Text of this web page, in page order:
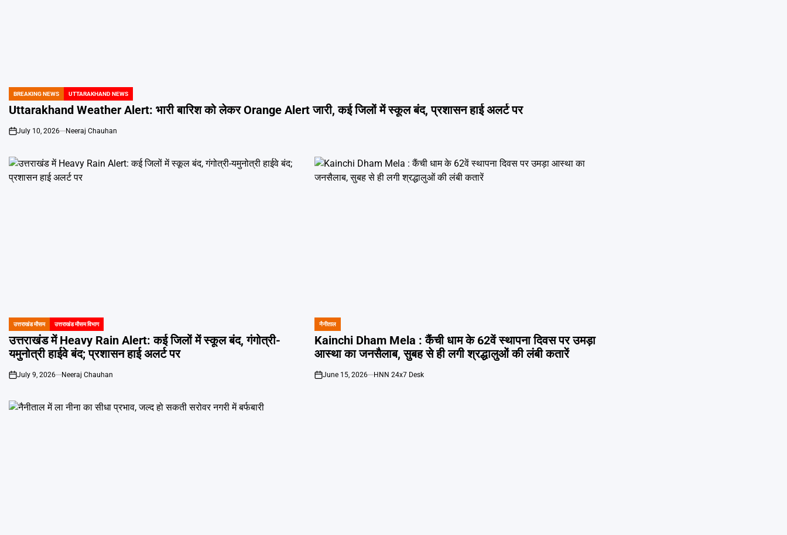
POSTED
IN
BREAKING NEWS UTTARAKHAND NEWS
Uttarakhand Weather Alert: भारी बारिश को लेकर Orange Alert जारी, कई जिलों में स्कूल बंद, प्रशासन हाई अलर्ट पर
on
July 10, 2026 Neeraj Chauhan
POSTED
IN
उत्तराखंड मौसम उत्तराखंड मौसम विभाग
उत्तराखंड में Heavy Rain Alert: कई जिलों में स्कूल बंद, गंगोत्री-
यमुनोत्री हाईवे बंद; प्रशासन हाई अलर्ट पर
on
July 9, 2026 Neeraj Chauhan
POSTED
IN
नैनीताल
Kainchi Dham Mela : कैंची धाम के 62वें स्थापना दिवस पर उमड़ा
आस्था का जनसैलाब, सुबह से ही लगी श्रद्धालुओं की लंबी कतारें
on
June 15, 2026 HNN 24x7 Desk